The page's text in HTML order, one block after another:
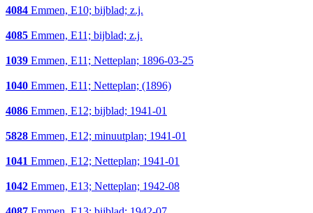
4084 Emmen, E10; bijblad; z.j.
4085 Emmen, E11; bijblad; z.j.
1039 Emmen, E11; Netteplan; 1896-03-25
1040 Emmen, E11; Netteplan; (1896)
4086 Emmen, E12; bijblad; 1941-01
5828 Emmen, E12; minuutplan; 1941-01
1041 Emmen, E12; Netteplan; 1941-01
1042 Emmen, E13; Netteplan; 1942-08